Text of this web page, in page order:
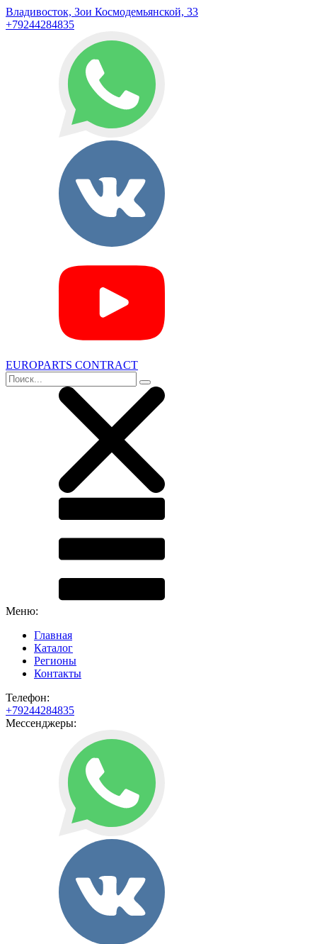
Владивосток, Зои Космодемьянской, 33
+79244284835
EUROPARTS CONTRACT
Меню:
Главная
Каталог
Регионы
Контакты
Телефон:
+79244284835
Мессенджеры: